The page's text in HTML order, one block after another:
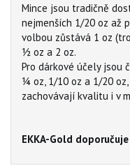
Mince jsou tradičně
nejmenších 1/20 oz až
volbou zůstává 1 oz
½ oz a 2 oz.
Pro dárkové účely jsou
¼ oz, 1/10 oz a 1/20
zachovávají kvalitu i v
EKKA-Gold